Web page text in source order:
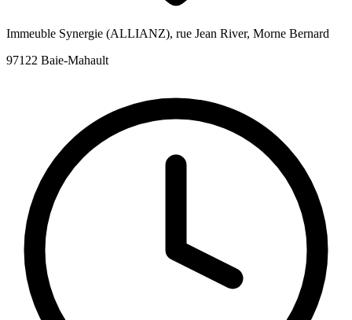
Immeuble Synergie (ALLIANZ), rue Jean River, Morne Bernard
97122 Baie-Mahault